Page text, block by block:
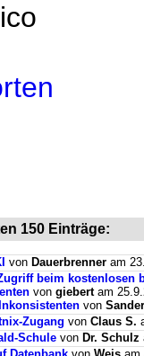
150 Einträge:
von Dauerbrenner am
beim kostenlosen
von giebertam
von Sander
Zugang von Claus S.
Schule von Dr. Schulz